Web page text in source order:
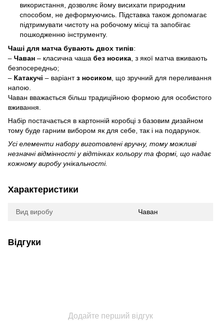
використання, дозволяє йому висихати природним
способом, не деформуючись. Підставка також допомагає
підтримувати чистоту на робочому місці та запобігає
пошкодженню інструменту.
Чаші для матча бувають двох типів:
– Чаван – класична чаша без носика , з якої матча вживають
безпосередньо;
– Катакучі – варіантз носиком , що зручний для переливання
напою.
Чаван вважається більш традиційною формою для особистого
вживання.
Набір постачається в картонній коробці з базовим дизайном
тому буде гарним вибором як для себе, так і на подарунок.
Усі елементи набору виготовлені вручну, тому можливі
незначні відмінності у відтінках кольору та формі, що надає
кожному виробу унікальності.
Характеристики
Вид виробу Чаван
Відгуки
Додайте перший відгук